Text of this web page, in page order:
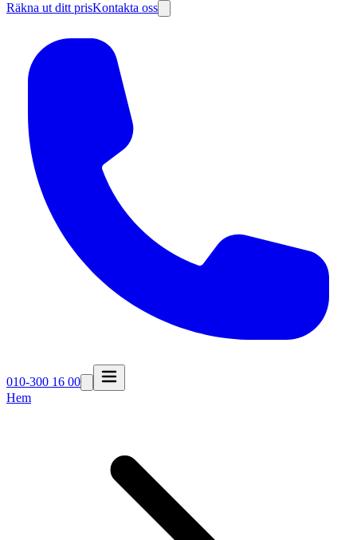
Räkna ut ditt prisKontakta oss
010-300 16 00
Hem